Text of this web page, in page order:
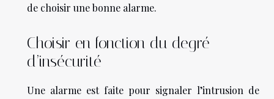
de choisir une bonne alarme.
Choisir en fonction du degré
d’insécurité
Une alarme est faite pour signaler l’intrusion de